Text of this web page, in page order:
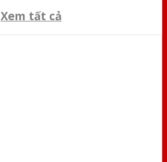
Xem tất cả